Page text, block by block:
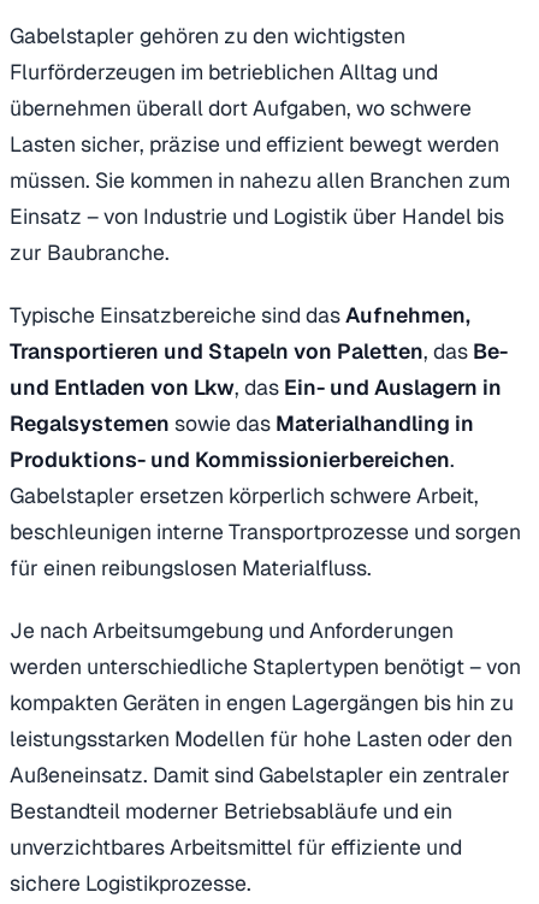
Gabelstapler gehören zu den wichtigsten
Flurförderzeugen im betrieblichen Alltag und
übernehmen überall dort Aufgaben, wo schwere
Lasten sicher, präzise und effizient bewegt werden
müssen. Sie kommen in nahezu allen Branchen zum
Einsatz – von Industrie und Logistik über Handel bis
zur Baubranche.
Typische Einsatzbereiche sind dasAufnehmen,
Transportieren und Stapeln von Paletten, das Be-
und Entladen von Lkw, das Ein- und Auslagern in
Regalsystemen sowie das Materialhandling in
Produktions- und Kommissionierbereichen.
Gabelstapler ersetzen körperlich schwere Arbeit,
beschleunigen interne Transportprozesse und sorgen
für einen reibungslosen Materialfluss.
Je nach Arbeitsumgebung und Anforderungen
werden unterschiedliche Staplertypen benötigt – von
kompakten Geräten in engen Lagergängen bis hin zu
leistungsstarken Modellen für hohe Lasten oder den
Außeneinsatz. Damit sind Gabelstapler ein zentraler
Bestandteil moderner Betriebsabläufe und ein
unverzichtbares Arbeitsmittel für effiziente und
sichere Logistikprozesse.